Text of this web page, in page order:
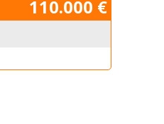
110.000 €